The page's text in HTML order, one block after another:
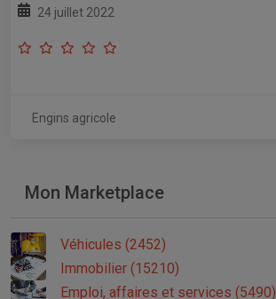
24 juillet 2022
Engins agricole
Mon Marketplace
Véhicules (2452)
Immobilier (15210)
Emploi, affaires et services (5490)